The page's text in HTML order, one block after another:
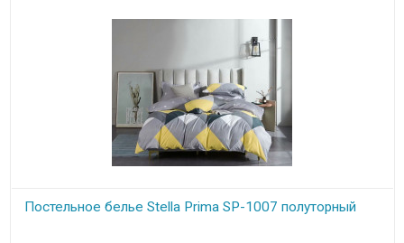
Постельное белье Stella Prima SP-1007 полуторный